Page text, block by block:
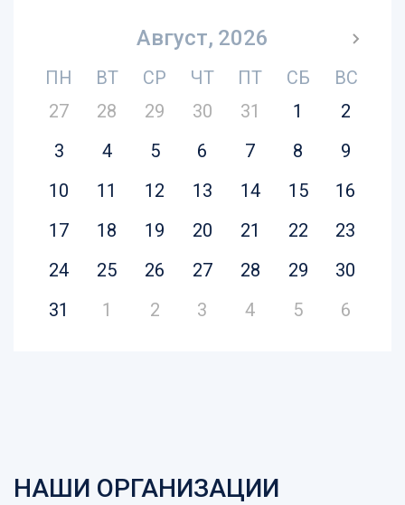
ППО АО "Татхимфармпрепараты"- председатель
Ахметова Фирдауса Ахатовна
13 декабря - юбилей
Ефимова Наиля Кавиевна
ППО Камско-Волжского ЗАО резинотехники «КВАРТ»
- председатель
Матвеева Вера Юрьевна
24 декабря
Гибадуллина Наталья Владимировна
Август, 2026
ПН ВТ СР ЧТ ПТ СБ
ВС
27
28 29 30 31 1
2
3
4 5 6 7 8
9
10
11 12 13 14 15
16
17
18 19 20 21 22
23
24
25 26 27 28 29
30
31
1 2 3 4 5 6
НАШИ ОРГАНИЗАЦИИ